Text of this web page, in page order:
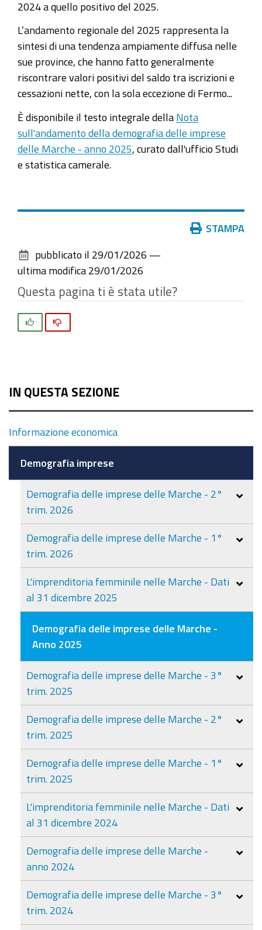
2024 a quello positivo del 2025.
L’andamento regionale del 2025 rappresenta la
sintesi di una tendenza ampiamente diffusa nelle
sue province, che hanno fatto generalmente
riscontrare valori positivi del saldo tra iscrizioni e
cessazioni nette, con la sola eccezione di Fermo...
È disponibile il testo integrale della Nota
sull'andamento della demografia delle imprese
delle Marche - anno 2025 , curato dall'ufficio Studi
e statistica camerale.
documento
STAMPA
pubblicato il 29/01/2026 —
ultima modifica 29/01/2026
Questa pagina ti è stata utile?
IN QUESTA SEZIONE
Informazione economica
Demografia imprese
Demografia delle imprese delle Marche - 2°
trim. 2026
Demografia delle imprese delle Marche - 1°
trim. 2026
L'imprenditoria femminile nelle Marche - Dati
al 31 dicembre 2025
Demografia delle imprese delle Marche -
Anno 2025
Demografia delle imprese delle Marche - 3°
trim. 2025
Demografia delle imprese delle Marche - 2°
trim. 2025
Demografia delle imprese delle Marche - 1°
trim. 2025
L'imprenditoria femminile nelle Marche - Dati
al 31 dicembre 2024
Demografia delle imprese delle Marche -
anno 2024
Demografia delle imprese delle Marche - 3°
trim. 2024